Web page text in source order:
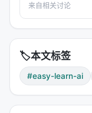
写代码，再教它
经把翻译能力
持续学习领域的…
来自相关讨论
🏷️本文标签
#easy-learn-ai